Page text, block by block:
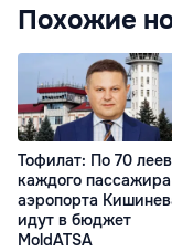
Похожие
Тофилат: По 70
каждого пассажира
аэропорта
идут в бюджет
MoldATSA